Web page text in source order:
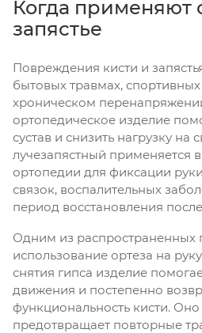
Когда применяют
запястье
Повреждения кисти и
бытовых травмах, спортивных
хроническом
ортопедическое изделие
сустав и снизить нагрузку
лучезапястный применяется
ортопедии для фиксации
связок, воспалительных
период восстановления
Одним из распространенных
использование ортеза на
снятия гипса изделие
движения и постепенно
функциональность кисти.
предотвращает повторные